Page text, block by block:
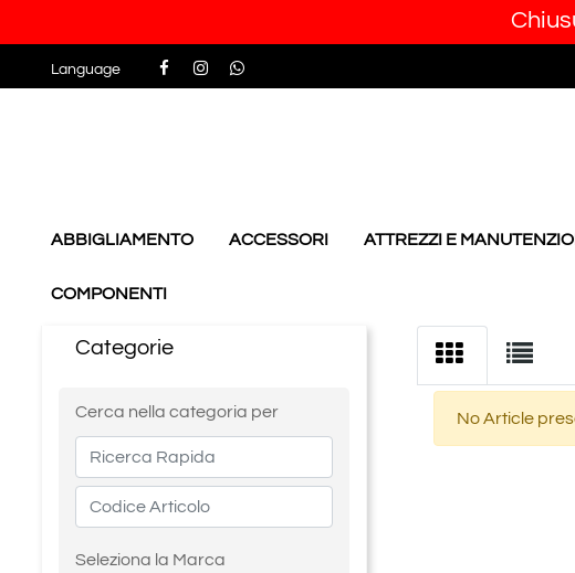
Language
ABBIGLIAMENTO ACCESSORI ATTREZZI E
COMPONENTI
Categorie
Changing a filter automatically updates the other available filters.
Cerca nella categoria per
Seleziona la Marca
No Article